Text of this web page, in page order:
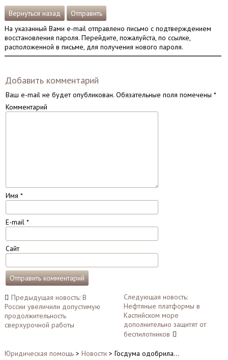
Вернуться назад
Отправить
На указанный Вами e-mail отправлено письмо с подтверждением
восстановления пароля. Перейдите, пожалуйста, по ссылке,
расположенной в письме, для получения нового пароля.
Добавить комментарий
Ваш e-mail не будет опубликован.Обязательные поля помечены *
Комментарий
Имя *
E-mail *
Сайт
Навигация
по
записям
Предыдущая новость: В
России увеличили допустимую
продолжительность
сверхурочной работы
Следующая новость:
Нефтяные платформы в
Каспийском море
дополнительно защитят от
беспилотников
Юридическая помощь> Новости > Госдума одобрила…